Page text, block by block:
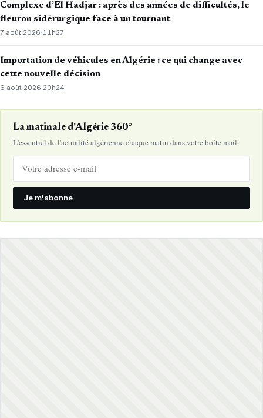
Complexe d’El Hadjar : après des années de difficultés, le
fleuron sidérurgique face à un tournant
7 août 2026· 11h27
Importation de véhicules en Algérie : ce qui change avec
cette nouvelle décision
6 août 2026·20h24
La matinale d'Algérie 360°
L'essentiel de l'actualité algérienne chaque matin dans votre boîte mail.
Je m'abonne